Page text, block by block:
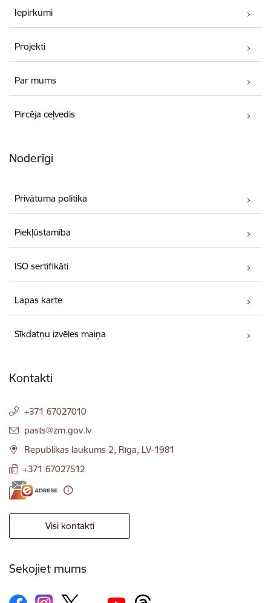
Iepirkumi
Projekti
Par mums
Pircēja ceļvedis
Noderīgi
Privātuma politika
Piekļūstamība
ISO sertifikāti
Lapas karte
Sīkdatņu izvēles maiņa
Kontakti
+371 67027010
E-pasts:
pasts@zm.gov.lv
Republikas laukums 2, Rīga, LV-1981
+371 67027512
Visi kontakti
Sekojiet mums